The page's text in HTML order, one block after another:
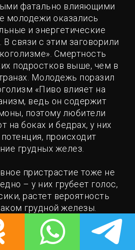
фатально влияющими
молодежи оказались
и энергетические
В связи с этим заговорили
Смертность
подростков выше, чем в
Молодежь поразил
«Пиво влияет на
ведь он содержит
поэтому любители
на боках и бедрах, у них
происходит
грудных желез.
пристрастие тоже не
– у них грубеет голос,
растет вероятность
грудной железы.
является бесплодие.
юношей призывного
и не могут стать